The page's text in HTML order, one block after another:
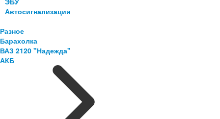
Автосигнализации
Разное
Барахолка
ВАЗ 2120 "Надежда"
АКБ